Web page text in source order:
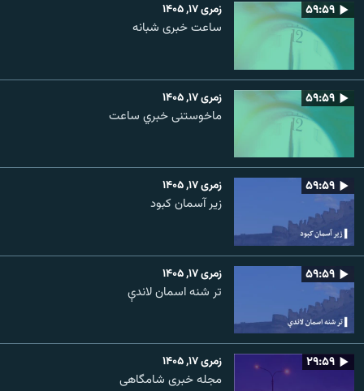
۵۹:۵۹ زمری ۱۷, ۱۴۰۵
ساعت خبری شبانه
۵۹:۵۹ زمری ۱۷, ۱۴۰۵
ماخوستنی خبري ساعت
۵۹:۵۹ زمری ۱۷, ۱۴۰۵
زیر آسمان کبود
۵۹:۵۹ زمری ۱۷, ۱۴۰۵
تر شنه اسمان لاندې
۲۹:۵۹ زمری ۱۷, ۱۴۰۵
مجله خبری شامگاهی